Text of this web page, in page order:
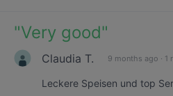
"Very good"
Claudia T. 9 months ago · 1
Leckere Speisen und top